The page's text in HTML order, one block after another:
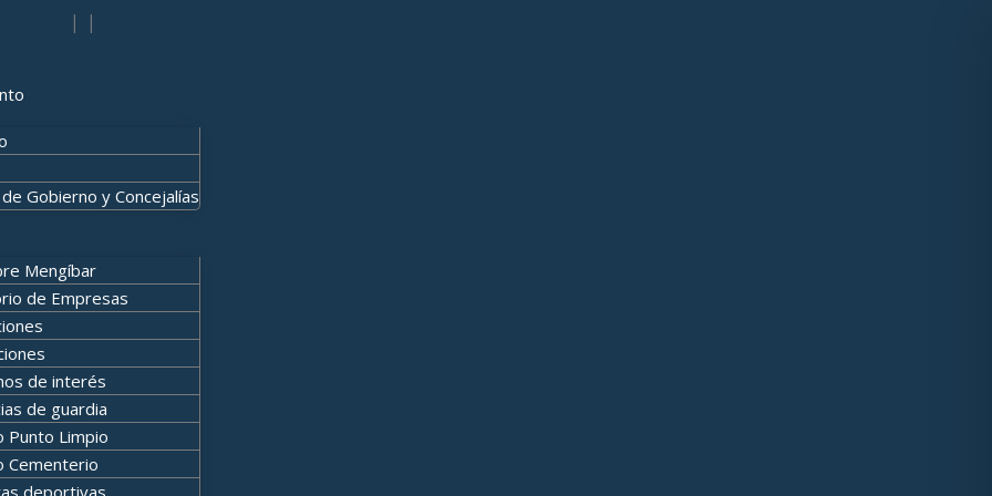
e
| |
Gobierno y Concejalías
Mengíbar
de Empresas
de interés
de guardia
Punto Limpio
Cementerio
deportivas